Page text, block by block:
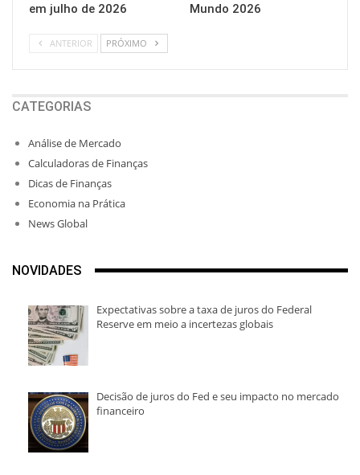
em julho de 2026
Mundo 2026
ANTERIOR PRÓXIMO
CATEGORIAS
Análise de Mercado
Calculadoras de Finanças
Dicas de Finanças
Economia na Prática
News Global
NOVIDADES
Expectativas sobre a taxa de juros do Federal
Reserve em meio a incertezas globais
Decisão de juros do Fed e seu impacto no mercado
financeiro